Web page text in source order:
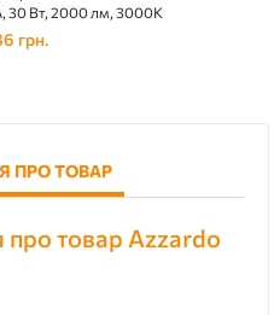
30 Вт, 2000 лм, 3000K
грн.
ПРО ТОВАР
про товар Azzardo